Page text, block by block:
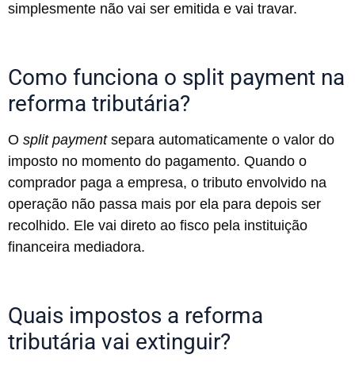
simplesmente não vai ser emitida e vai travar.
Como funciona o split payment na
reforma tributária?
O split paymentsepara automaticamente o valor do
imposto no momento do pagamento. Quando o
comprador paga a empresa, o tributo envolvido na
operação não passa mais por ela para depois ser
recolhido. Ele vai direto ao fisco pela instituição
financeira mediadora.
Quais impostos a reforma
tributária vai extinguir?